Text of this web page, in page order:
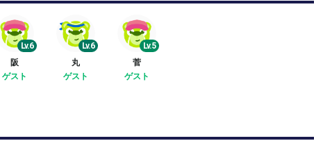
+1
ニススタイルを考慮し承認させていただきます。（自己紹介
ます。
Lv.6
阪
ゲスト
Lv.6
丸
ゲスト
Lv.5
菅
ゲスト